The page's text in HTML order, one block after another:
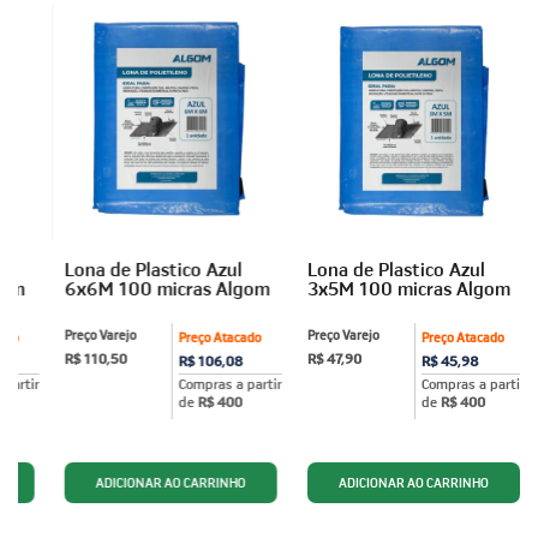
partir
Lona de Plastico Azul
6x6M 100 micras Algom
Preço Atacado
R$ 106,08
Compras a partir
de R$ 400
Preço Varejo
R$ 110,50
Lona de Plastico Azul
3x5M 100 micras Algom
Preço Atacado
R$ 45,98
Compras a partir
de R$ 400
Preço Varejo
R$ 47,90